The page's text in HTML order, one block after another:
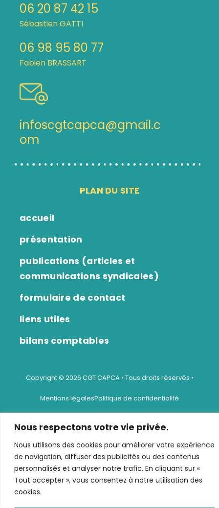
Nous respectons votre vie privée.
Nous utilisons des cookies pour améliorer votre expérience
de navigation, diffuser des publicités ou des contenus
personnalisés et analyser notre trafic. En cliquant sur «
Tout accepter », vous consentez à notre utilisation des
cookies.
06 20 87 42 15
Sébastien GATTI
06 98 95 80 77
Fabien BRASSART
infoscgtcapca@gmail.c
om
PLAN DU SITE
accueil
présentation
publications (articles et
communications syndicales)
formulaire de contact
liens utiles
bilans comptables
Copyright © 2026 CGT CAPCA • Tous droits réservés •
Mentions légalesPolitique de confidentialité